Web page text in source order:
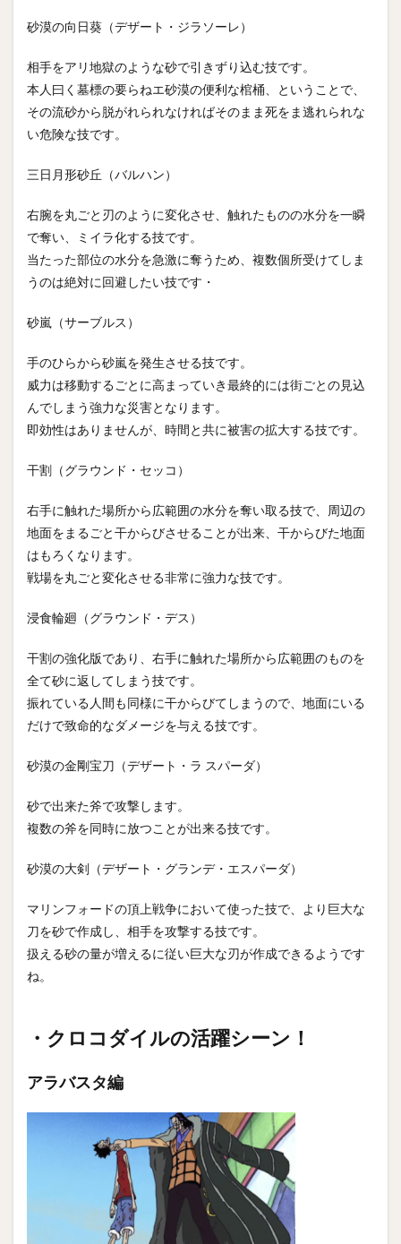
砂漠の向日葵（デザート・ジラソーレ）
相手をアリ地獄のような砂で引きずり込む技です。
本人曰く墓標の要らねエ砂漠の便利な棺桶、ということで、
その流砂から脱がれられなければそのまま死をま逃れられな
い危険な技です。
三日月形砂丘（バルハン）
右腕を丸ごと刃のように変化させ、触れたものの水分を一瞬
で奪い、ミイラ化する技です。
当たった部位の水分を急激に奪うため、複数個所受けてしま
うのは絶対に回避したい技です・
砂嵐（サーブルス）
手のひらから砂嵐を発生させる技です。
威力は移動するごとに高まっていき最終的には街ごとの見込
んでしまう強力な災害となります。
即効性はありませんが、時間と共に被害の拡大する技です。
干割（グラウンド・セッコ）
右手に触れた場所から広範囲の水分を奪い取る技で、周辺の
地面をまるごと干からびさせることが出来、干からびた地面
はもろくなります。
戦場を丸ごと変化させる非常に強力な技です。
浸食輪廻（グラウンド・デス）
干割の強化版であり、右手に触れた場所から広範囲のものを
全て砂に返してしまう技です。
振れている人間も同様に干からびてしまうので、地面にいる
だけで致命的なダメージを与える技です。
砂漠の金剛宝刀（デザート・ラ スパーダ）
砂で出来た斧で攻撃します。
複数の斧を同時に放つことが出来る技です。
砂漠の大剣（デザート・グランデ・エスパーダ）
マリンフォードの頂上戦争において使った技で、より巨大な
刀を砂で作成し、相手を攻撃する技です。
扱える砂の量が増えるに従い巨大な刃が作成できるようです
ね。
・クロコダイルの活躍シーン！
アラバスタ編